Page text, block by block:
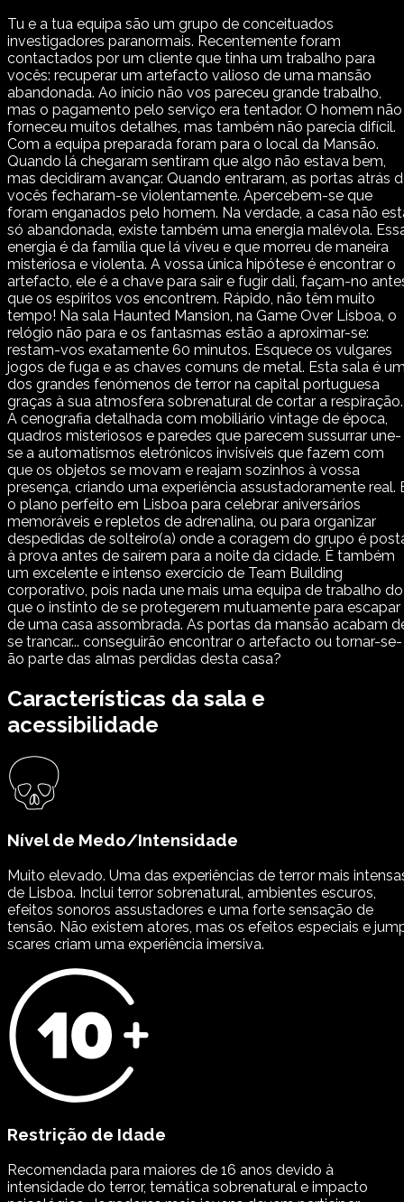
Tu e a tua equipa são um grupo de conceituados
investigadores paranormais. Recentemente foram
contactados por um cliente que tinha um trabalho para
vocês: recuperar um artefacto valioso de uma mansão
abandonada. Ao início não vos pareceu grande trabalho,
mas o pagamento pelo serviço era tentador. O homem não
forneceu muitos detalhes, mas também não parecia difícil.
Com a equipa preparada foram para o local da Mansão.
Quando lá chegaram sentiram que algo não estava bem,
mas decidiram avançar. Quando entraram, as portas atrás
vocês fecharam-se violentamente. Apercebem-se que
foram enganados pelo homem. Na verdade, a casa não
só abandonada, existe também uma energia malévola.
energia é da família que lá viveu e que morreu de maneira
misteriosa e violenta. A vossa única hipótese é encontrar o
artefacto, ele é a chave para sair e fugir dali, façam-no
que os espíritos vos encontrem. Rápido, não têm muito
tempo! Na sala Haunted Mansion, na Game Over Lisboa, o
relógio não para e os fantasmas estão a aproximar-se:
restam-vos exatamente 60 minutos. Esquece os vulgares
jogos de fuga e as chaves comuns de metal. Esta sala é
dos grandes fenómenos de terror na capital portuguesa
graças à sua atmosfera sobrenatural de cortar a respiração.
A cenografia detalhada com mobiliário vintage de época,
quadros misteriosos e paredes que parecem sussurrar une-
se a automatismos eletrónicos invisíveis que fazem com
que os objetos se movam e reajam sozinhos à vossa
presença, criando uma experiência assustadoramente real.
o plano perfeito em Lisboa para celebrar aniversários
memoráveis e repletos de adrenalina, ou para organizar
despedidas de solteiro(a) onde a coragem do grupo é
à prova antes de saírem para a noite da cidade. É também
um excelente e intenso exercício de Team Building
corporativo, pois nada une mais uma equipa de trabalho do
que o instinto de se protegerem mutuamente para escapar
de uma casa assombrada. As portas da mansão acabam
se trancar... conseguirão encontrar o artefacto ou tornar-se-
ão parte das almas perdidas desta casa?
Características da sala e
acessibilidade
Nível de Medo/Intensidade
Muito elevado. Uma das experiências de terror mais
de Lisboa. Inclui terror sobrenatural, ambientes escuros,
efeitos sonoros assustadores e uma forte sensação de
tensão. Não existem atores, mas os efeitos especiais e
scares criam uma experiência imersiva.
Restrição de Idade
Recomendada para maiores de 16 anos devido à
intensidade do terror, temática sobrenatural e impacto